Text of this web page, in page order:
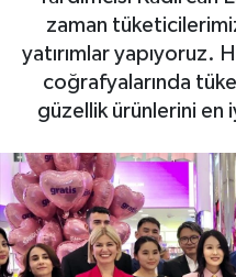
zaman
yatırımlar yapıyoruz.
coğrafyalarında
güzellik ürünlerini en
KÜLTÜR-SANAT
YAŞAM
Son Dakika
Haber Arşivi